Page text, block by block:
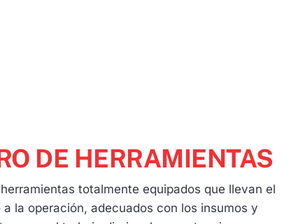
DE HERRAMIENTAS​
totalmente equipados que llevan el
a la operación, adecuados con los insumos y